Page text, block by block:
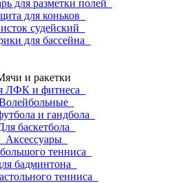
для разметки полей
для коньков
судейский
для бассейна
и ракетки
ЛФК и фитнеса
и гандбола
баскетбола
Аксессуары
тенниса
бадминтона
тенниса